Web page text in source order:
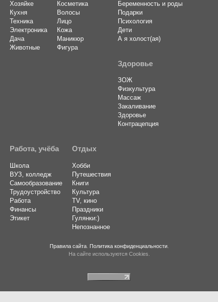
Хозяйке
Кухня
Техника
Электроника
Дача
Животные
Косметика
Волосы
Лицо
Кожа
Маникюр
Фигура
Беременность и роды
Подарки
Психология
Дети
А я холост(ая)
Здоровье
ЗОЖ
Физкультура
Массаж
Закаливание
Здоровье
Контрацепция
Работа, учёба
Школа
ВУЗ, колледж
Самообразование
Трудоустройство
Работа
Финансы
Этикет
Отдых
Хобби
Путешествия
Книги
Культура
TV, кино
Праздники
Гулянки:)
Непознанное
Правила сайта. Политика конфиденциальности.
На сайте используются Cookies.